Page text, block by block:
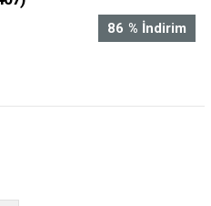
%
86 İndirim